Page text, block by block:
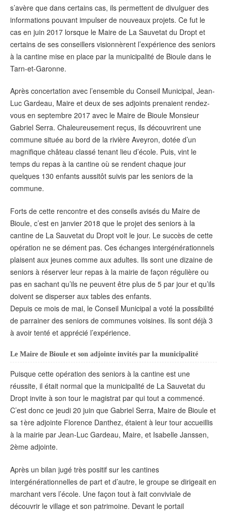
s’avère que dans certains cas, ils permettent de divulguer des
informations pouvant impulser de nouveaux projets. Ce fut le
cas en juin 2017 lorsque le Maire de La Sauvetat du Dropt et
certains de ses conseillers visionnèrent l’expérience des seniors
à la cantine mise en place par la municipalité de Bioule dans le
Tarn-et-Garonne.
Après concertation avec l’ensemble du Conseil Municipal, Jean-
Luc Gardeau, Maire et deux de ses adjoints prenaient rendez-
vous en septembre 2017 avec le Maire de Bioule Monsieur
Gabriel Serra. Chaleureusement reçus, ils découvrirent une
commune située au bord de la rivière Aveyron, dotée d’un
magnifique château classé tenant lieu d’école. Puis, vint le
temps du repas à la cantine où se rendent chaque jour
quelques 130 enfants aussitôt suivis par les seniors de la
commune.
Forts de cette rencontre et des conseils avisés du Maire de
Bioule, c’est en janvier 2018 que le projet des seniors à la
cantine de La Sauvetat du Dropt voit le jour. Le succès de cette
opération ne se dément pas. Ces échanges intergénérationnels
plaisent aux jeunes comme aux adultes. Ils sont une dizaine de
seniors à réserver leur repas à la mairie de façon régulière ou
pas en sachant qu’ils ne peuvent être plus de 5 par jour et qu’ils
doivent se disperser aux tables des enfants.
Depuis ce mois de mai, le Conseil Municipal a voté la possibilité
de parrainer des seniors de communes voisines. Ils sont déjà 3
à avoir tenté et apprécié l’expérience.
Le Maire de Bioule et son adjointe invités par la municipalité
Puisque cette opération des seniors à la cantine est une
réussite, il était normal que la municipalité de La Sauvetat du
Dropt invite à son tour le magistrat par qui tout a commencé.
C’est donc ce jeudi 20 juin que Gabriel Serra, Maire de Bioule et
sa 1ère adjointe Florence Danthez, étaient à leur tour accueillis
à la mairie par Jean-Luc Gardeau, Maire, et Isabelle Janssen,
2ème adjointe.
Après un bilan jugé très positif sur les cantines
intergénérationnelles de part et d’autre, le groupe se dirigeait en
marchant vers l’école. Une façon tout à fait conviviale de
découvrir le village et son patrimoine. Devant le portail